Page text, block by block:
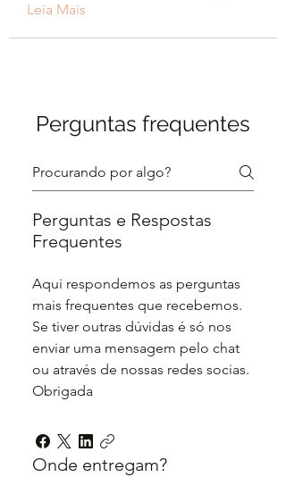
Leia Mais
Perguntas frequentes
Perguntas e Respostas
Frequentes
Aqui respondemos as perguntas
mais frequentes que recebemos.
Se tiver outras dúvidas é só nos
enviar uma mensagem pelo chat
ou através de nossas redes socias.
Obrigada
Onde entregam?